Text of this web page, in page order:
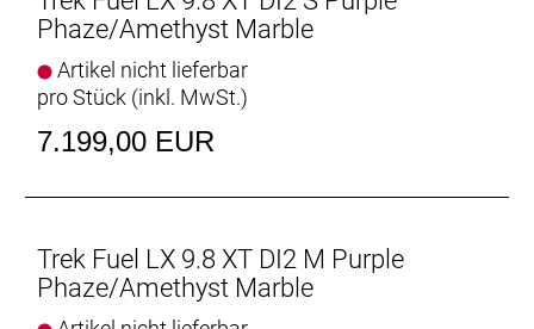
Dämpferaufnahme für eine progressivere Kennlinie.
Integrierter Zero-Stack-Steuersatz
Der Zero-Stack-Steuersatz ermöglicht dir, auf dem
Zubehörmarkt aus unzähligen Nachrüstlösungen
zu wählen, um dein Cockpit etwa mit einem
aufrüsten.
Staufach und Zubehöraufnahmen
Verstaue Werkzeug und andere wichtige Utensilien
im Unterrohrstaufach – sowohl bei den Aluminium-
Phaze/Amethyst Marble
Artikel nicht lieferbar
pro Stück (inkl. MwSt.)
7.199,00 EUR
Trek Fuel LX 9.8 XT DI2 M Purple
Phaze/Amethyst Marble